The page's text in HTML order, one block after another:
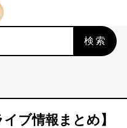
検索
イブ情報まとめ】